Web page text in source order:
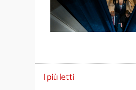
I più letti